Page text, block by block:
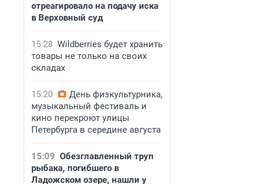
отреагировало на подачу иска
в Верховный суд
15:28 Wildberries будет хранить
товары не только на своих
складах
15:20
День физкультурника,
музыкальный фестиваль и
кино перекроют улицы
Петербурга в середине августа
15:09 Обезглавленный труп
рыбака, погибшего в
Ладожском озере, нашли у